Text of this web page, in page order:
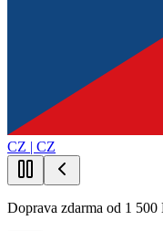
CZ | CZ
Doprava zdarma od 1 500